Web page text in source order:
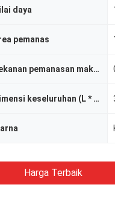
daya
pemanas
Tekanan pemanasan maksimum
Dimensi keseluruhan (L * w * h)
Harga Terbaik